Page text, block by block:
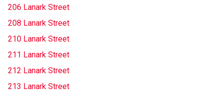
206 Lanark Street
208 Lanark Street
210 Lanark Street
211 Lanark Street
212 Lanark Street
213 Lanark Street